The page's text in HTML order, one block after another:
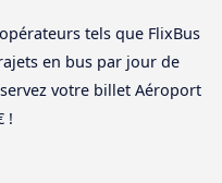
tels que FlixBus
en bus par jour de
votre billet Aéroport
!